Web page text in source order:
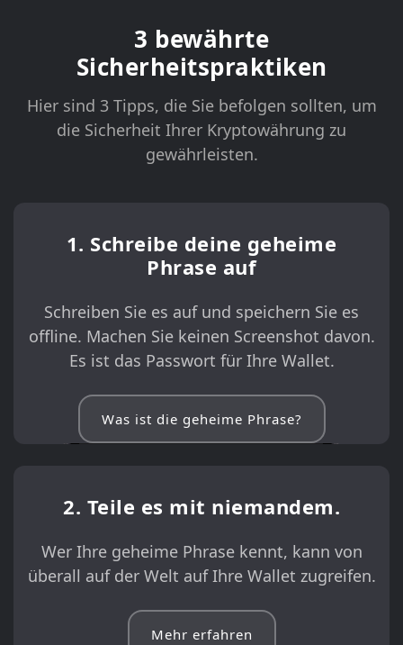
3 bewährte
Sicherheitspraktiken
Hier sind 3 Tipps, die Sie befolgen sollten, um
die Sicherheit Ihrer Kryptowährung zu
gewährleisten.
1. Schreibe deine geheime
Phrase auf
Schreiben Sie es auf und speichern Sie es
offline. Machen Sie keinen Screenshot davon.
Es ist das Passwort für Ihre Wallet.
Was ist die geheime Phrase?
2. Teile es mit niemandem.
Wer Ihre geheime Phrase kennt, kann von
überall auf der Welt auf Ihre Wallet zugreifen.
Mehr erfahren